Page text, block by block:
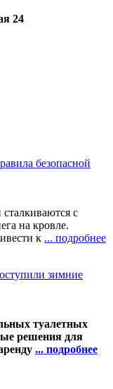
24
безопасной
с
на кровле.
к ... подробнее
зимние
туалетных
решения для
... подробнее